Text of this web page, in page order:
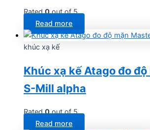
Rated0out of 5
Read more
khúc xạ kế
Khúc xạ kế Atago đo
S-Mill alpha
Rated0out of 5
Read more